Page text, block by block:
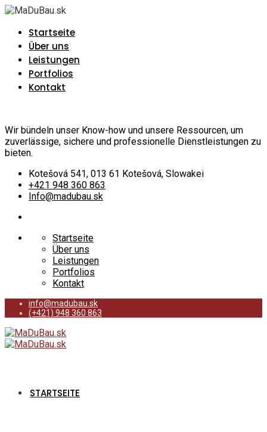
Startseite
Über uns
Leistungen
Portfolios
Kontakt
Wir bündeln unser Know-how und unsere Ressourcen, um
zuverlässige, sichere und professionelle Dienstleistungen zu
bieten.
Kotešová 541, 013 61 Kotešová, Slowakei
+421 948 360 863
Info@madubau.sk
Startseite
Über uns
Leistungen
Portfolios
Kontakt
info@madubau.sk
(+421) 948 360 863
STARTSEITE